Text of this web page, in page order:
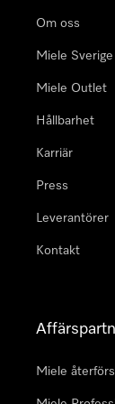
Om oss
Miele Sverige
Miele Outlet
Hållbarhet
Karriär
Press
Leverantörer
Kontakt
Miele